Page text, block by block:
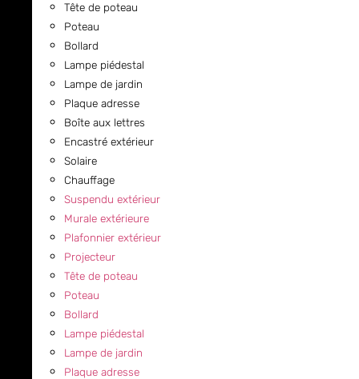
Tête de poteau
Poteau
Bollard
Lampe piédestal
Lampe de jardin
Plaque adresse
Boîte aux lettres
Encastré extérieur
Solaire
Chauffage
Suspendu extérieur
Murale extérieure
Plafonnier extérieur
Projecteur
Tête de poteau
Poteau
Bollard
Lampe piédestal
Lampe de jardin
Plaque adresse